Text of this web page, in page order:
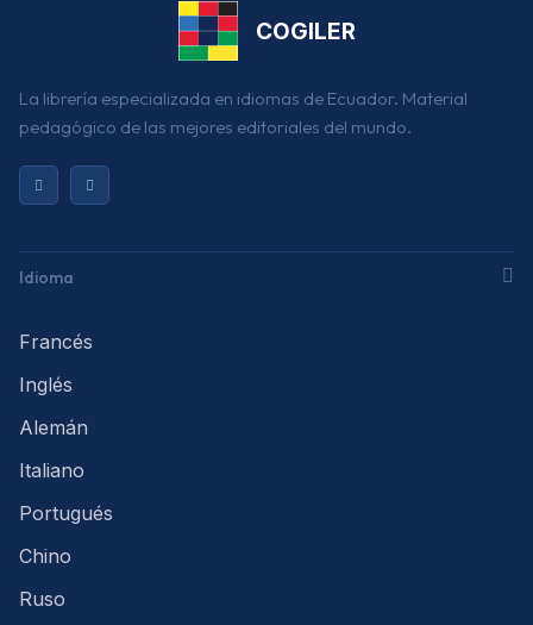
COGILER
La librería especializada en idiomas de Ecuador. Material
pedagógico de las mejores editoriales del mundo.
Idioma
Francés
Inglés
Alemán
Italiano
Portugués
Chino
Ruso